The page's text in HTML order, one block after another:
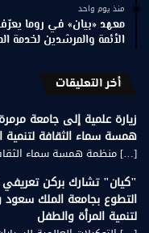
منذ يوم واحد
معهد «بيان» في روما
الأئمة والمرشدين لخدمة
أخر التعليقات
همسة سماء الثقافة لتنمية
[…] منظمة همسة سماء
"كيان" تشارك بركن
التطوع بجامعة الملك
لتنمية المرأة والطفل